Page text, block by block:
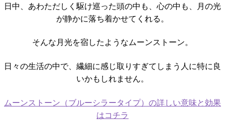
日中、あわただしく駆け巡った頭の中も、心の中も、月の光
が静かに落ち着かせてくれる。
そんな月光を宿したようなムーンストーン。
日々の生活の中で、繊細に感じ取りすぎてしまう人に特に良
いかもしれません。
ムーンストーン（ブルーシラータイプ）の詳しい意味と効果
はコチラ